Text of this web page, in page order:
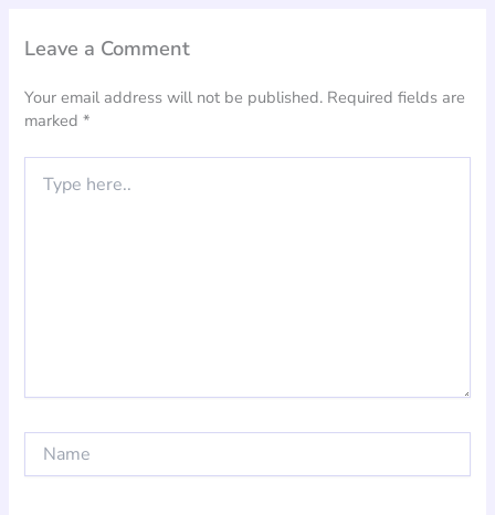
Leave a Comment
Your email address will not be published. Required fields are
marked*
here..